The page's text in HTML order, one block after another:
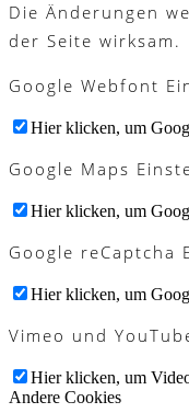
Die Änderungen
der Seite wirksam.
Google Webfont
Hier klicken, um
Google Maps
Hier klicken, um
Google reCaptcha
Hier klicken, um
Vimeo und
Hier klicken, um
Andere Cookies